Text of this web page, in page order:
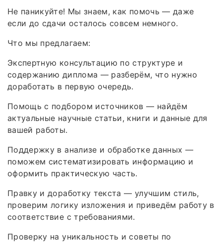
Не паникуйте! Мы знаем, как помочь — даже
если до сдачи осталось совсем немного.
Что мы предлагаем:
Экспертную консультацию по структуре и
содержанию диплома — разберём, что нужно
доработать в первую очередь.
Помощь с подбором источников — найдём
актуальные научные статьи, книги и данные для
вашей работы.
Поддержку в анализе и обработке данных —
поможем систематизировать информацию и
оформить практическую часть.
Правку и доработку текста — улучшим стиль,
проверим логику изложения и приведём работу в
соответствие с требованиями.
Проверку на уникальность и советы по